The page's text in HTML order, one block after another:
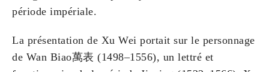
période impériale.
La présentation de Xu Wei portait sur le personnage
de Wan Biao萬表 (1498–1556), un lettré et